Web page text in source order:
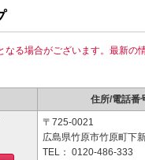
なる場合がございます。最新の
住所/電話番
〒725-0021
広島県竹原市竹原町下
TEL： 0120-486-333